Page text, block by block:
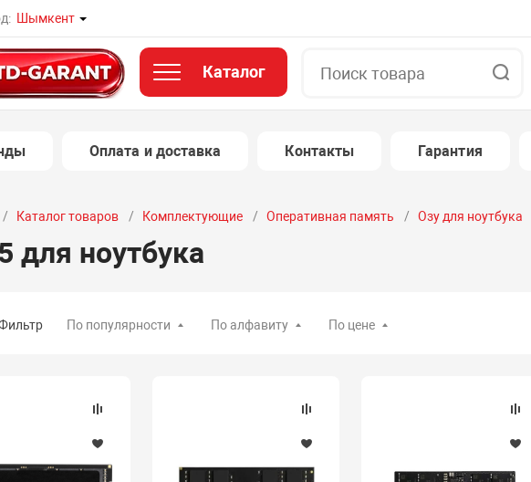
Шымкент
Каталог
Оплата и доставка Контакты Гарантия
Каталог товаров Комплектующие Оперативная память Озу для ноутбука
для ноутбука
По популярности По алфавиту По цене